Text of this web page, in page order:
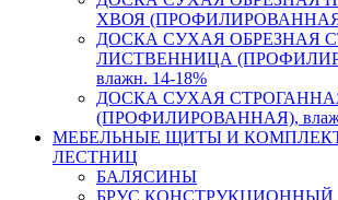
ХВОЯ (ПРОФИЛИРОВАННАЯ),
ДОСКА СУХАЯ ОБРЕЗНАЯ
ЛИСТВЕННИЦА
влажн. 14-18%
ДОСКА СУХАЯ
(ПРОФИЛИРОВАННАЯ),
МЕБЕЛЬНЫЕ ЩИТЫ И
ЛЕСТНИЦ
БАЛЯСИНЫ
БРУС КОНСТРУКЦИОННЫЙ